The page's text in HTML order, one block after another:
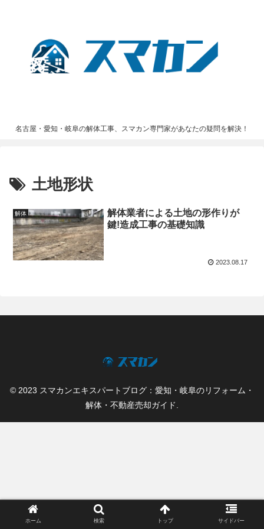
名古屋・愛知・岐阜の解体工事、スマカン専門家があなたの疑問を解決！
土地形状
解体
解体業者による土地の形作りが
鍵!造成工事の基礎知識
2023.08.17
© 2023 スマカンエキスパートブログ：愛知・岐阜のリフォーム・
解体・不動産売却ガイド.
ホーム 検索 トップ サイドバー